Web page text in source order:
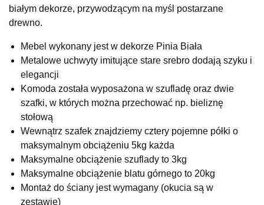
UL.RZEMIEŚLNICZA 6
66-470 KOSTRZYN NAD ODRĄ
Godziny otwarcia
Pn-Pt: 10:00-18:00, Sb: 10:00-14:00
Najniższa cena sprzedawcy z ostatnich 30 dni 1 399,00 zł
SALON MEBLOWY M JAK MEBLE
Salon meblowy
UL.BASZTOWA 3
76-100 SŁAWNO
białym dekorze, przywodzącym na myśl postarzane
drewno.
Mebel wykonany jest w dekorze Pinia Biała
Metalowe uchwyty imitujące stare srebro dodają szyku i
elegancji
Komoda została wyposażona w szufladę oraz dwie
szafki, w których można przechować np. bieliznę
stołową
Wewnątrz szafek znajdziemy cztery pojemne półki o
maksymalnym obciążeniu 5kg każda
Maksymalne obciążenie szuflady to 3kg
Maksymalne obciążenie blatu górnego to 20kg
Montaż do ściany jest wymagany (okucia są w
zestawie)